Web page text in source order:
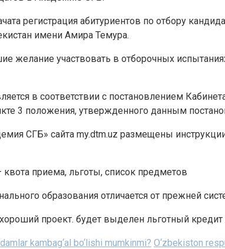
регистрация абитуриентов по отбору
имени Амира Темура.
желание участвовать в отборочных
в соответствии с постановлением
3 положения, утвержденного данным
СГБ» сайта my.dtm.uz размещены
приема, льготы, список предметов
образования отличается от прежней
проект. будет выделен льготный
kambag‘al bo‘lishi mumkinmi? O‘zbekiston